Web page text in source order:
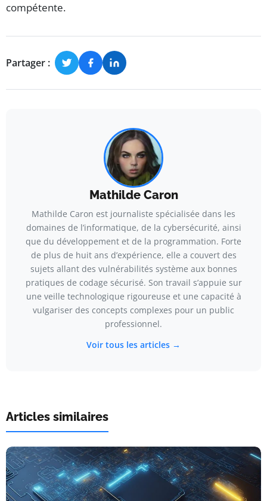
compétente.
Partager :
Mathilde Caron
Mathilde Caron est journaliste spécialisée dans les
domaines de l’informatique, de la cybersécurité, ainsi
que du développement et de la programmation. Forte
de plus de huit ans d’expérience, elle a couvert des
sujets allant des vulnérabilités système aux bonnes
pratiques de codage sécurisé. Son travail s’appuie sur
une veille technologique rigoureuse et une capacité à
vulgariser des concepts complexes pour un public
professionnel.
Voir tous les articles →
Articles similaires